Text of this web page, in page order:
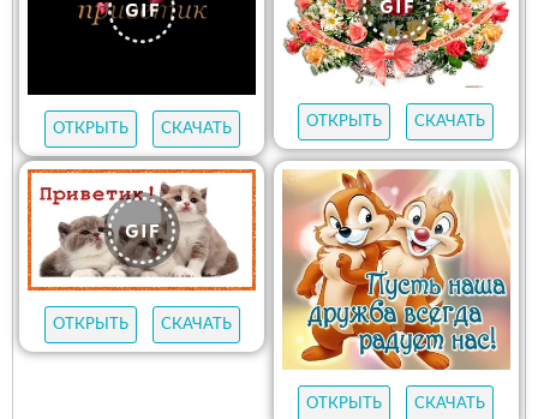
ОТКРЫТЬ СКАЧАТЬ ОТКРЫТЬ СКАЧАТЬ
ОТКРЫТЬ СКАЧАТЬ
ОТКРЫТЬ СКАЧАТЬ